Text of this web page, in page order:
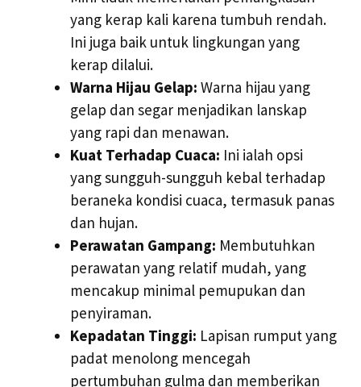
yang kerap kali karena tumbuh rendah.
Ini juga baik untuk lingkungan yang
kerap dilalui.
Warna Hijau Gelap: Warna hijau yang
gelap dan segar menjadikan lanskap
yang rapi dan menawan.
Kuat Terhadap Cuaca: Ini ialah opsi
yang sungguh-sungguh kebal terhadap
beraneka kondisi cuaca, termasuk panas
dan hujan.
Perawatan Gampang: Membutuhkan
perawatan yang relatif mudah, yang
mencakup minimal pemupukan dan
penyiraman.
Kepadatan Tinggi: Lapisan rumput yang
padat menolong mencegah
pertumbuhan gulma dan memberikan